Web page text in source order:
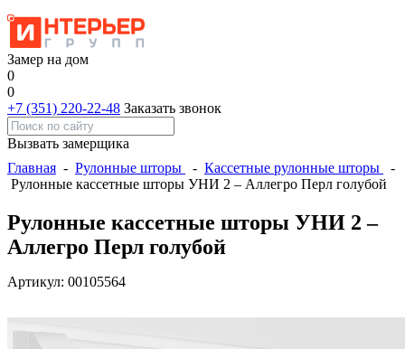
Замер на дом
0
0
+7 (351) 220-22-48 Заказать звонок
Вызвать замерщика
Главная - Рулонные шторы - Кассетные рулонные шторы
-
Рулонные кассетные шторы УНИ 2 – Аллегро Перл голубой
Рулонные кассетные шторы УНИ 2 –
Аллегро Перл голубой
Артикул: 00105564